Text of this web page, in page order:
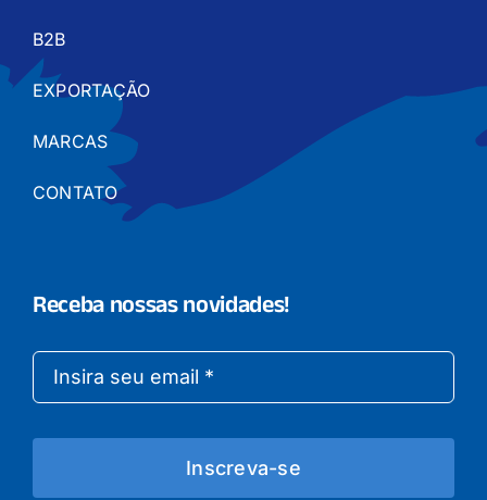
B2B
EXPORTAÇÃO
MARCAS
CONTATO
Receba nossas novidades!
Inscreva-se